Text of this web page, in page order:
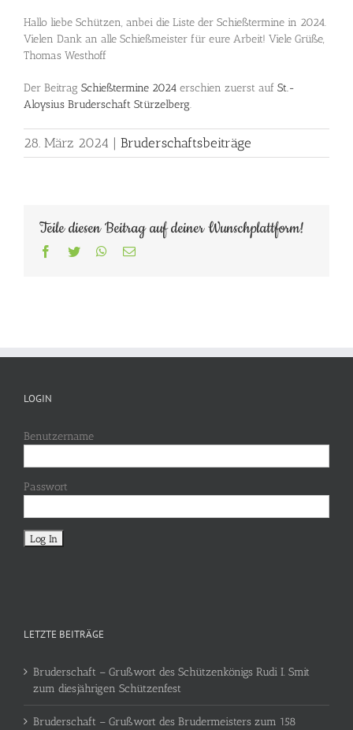
Hallo liebe Schützen, anbei die Liste der Schießtermine in 2024.
Vielen Dank an alle Schießmeister für eure Arbeit! Viele Grüße,
Thomas Westhoff
Der Beitrag Schießtermine 2024 erschien zuerst auf St.-
Aloysius Bruderschaft Stürzelberg.
28. März 2024 | Bruderschaftsbeiträge
Teile diesen Beitrag auf deiner Wunschplattform!
Facebook
Twitter WhatsApp
E-
LOGIN
Benutzername
Passwort
LETZTE BEITRÄGE
Bruderschaft – Grußwort des Schützenkönigs Rudi I. Smit
zum diesjährigen Schützenfest
Bruderschaft – Grußwort des Brudermeisters zum 158